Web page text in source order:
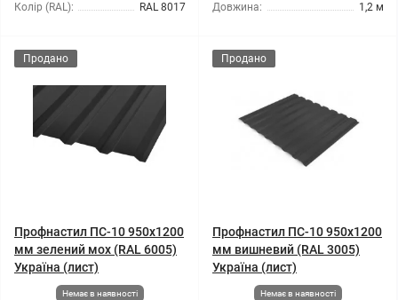
Колір (RAL):
RAL 8017
Довжина:
1,2 м
Продано
Профнастил ПС-10 950x1200
мм зелений мох (RAL 6005)
Україна (лист)
Немає в наявності
Продано
Профнастил ПС-10 950x1200
мм вишневий (RAL 3005)
Україна (лист)
Немає в наявності